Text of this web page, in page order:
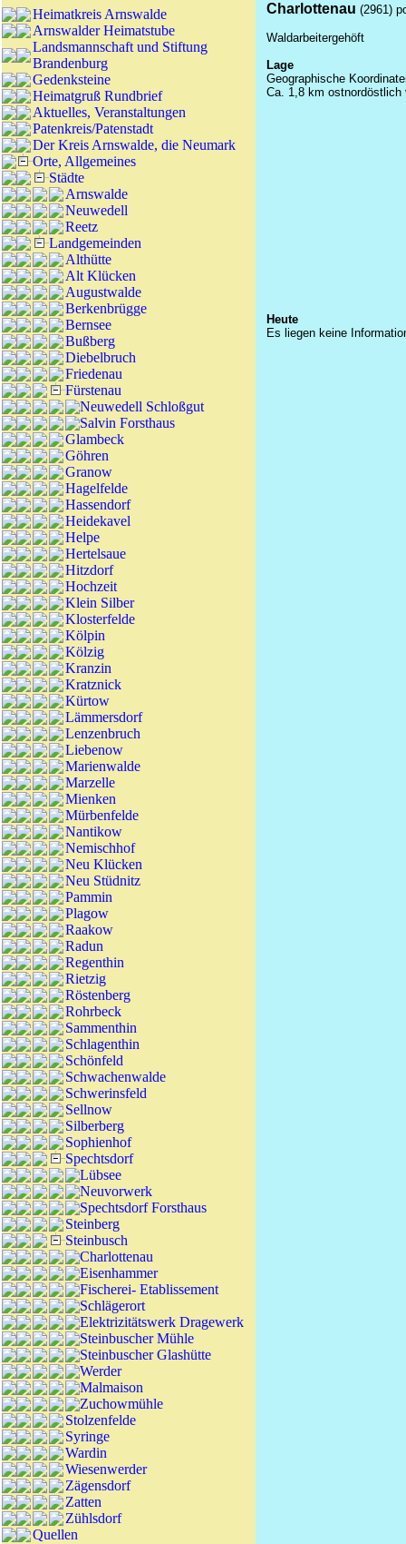
Heimatkreis Arnswalde
Arnswalder Heimatstube
Landsmannschaft und Stiftung
Brandenburg
Gedenksteine
Heimatgruß Rundbrief
Aktuelles, Veranstaltungen
Patenkreis/Patenstadt
Der Kreis Arnswalde, die Neumark
Orte, Allgemeines
Städte
Arnswalde
Neuwedell
Reetz
Landgemeinden
Althütte
Alt Klücken
Augustwalde
Berkenbrügge
Bernsee
Bußberg
Diebelbruch
Friedenau
Fürstenau
Neuwedell Schloßgut
Salvin Forsthaus
Glambeck
Göhren
Granow
Hagelfelde
Hassendorf
Heidekavel
Helpe
Hertelsaue
Hitzdorf
Hochzeit
Klein Silber
Klosterfelde
Kölpin
Kölzig
Kranzin
Kratznick
Kürtow
Lämmersdorf
Lenzenbruch
Liebenow
Marienwalde
Marzelle
Mienken
Mürbenfelde
Nantikow
Nemischhof
Neu Klücken
Neu Stüdnitz
Pammin
Plagow
Raakow
Radun
Regenthin
Rietzig
Röstenberg
Rohrbeck
Sammenthin
Schlagenthin
Schönfeld
Schwachenwalde
Schwerinsfeld
Sellnow
Silberberg
Sophienhof
Spechtsdorf
Lübsee
Neuvorwerk
Spechtsdorf Forsthaus
Steinberg
Steinbusch
Charlottenau
Eisenhammer
Fischerei- Etablissement
Schlägerort
Elektrizitätswerk Dragewerk
Steinbuscher Mühle
Steinbuscher Glashütte
Werder
Malmaison
Zuchowmühle
Stolzenfelde
Syringe
Wardin
Wiesenwerder
Zägensdorf
Zatten
Zühlsdorf
Quellen
Charlottenau (2961)
Waldarbeitergehöft
Lage
Geographische
Ca. 1,8 km
Heute
Es liegen keine